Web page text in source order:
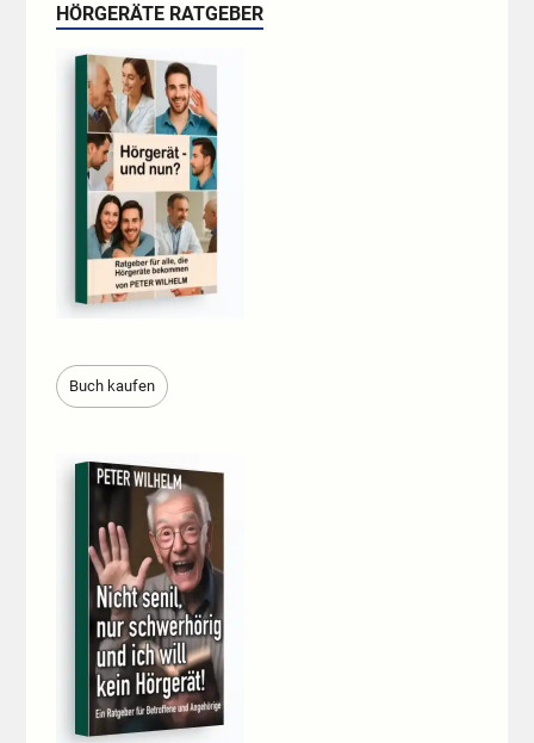
HÖRGERÄTE RATGEBER
Buch kaufen